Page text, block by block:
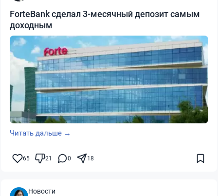
ForteBank сделал 3-месячный депозит самым
доходным
Читать дальше →
65 21 0 18
Новости